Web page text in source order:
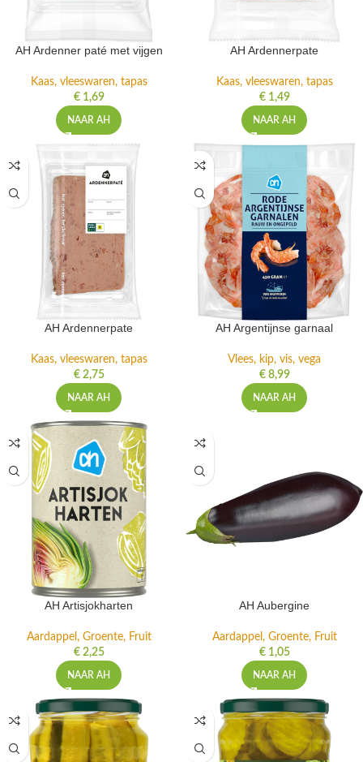
AH Ardenner paté met vijgen
Kaas, vleeswaren, tapas
€1,69
NAAR AH
AH Ardennerpate
Kaas, vleeswaren, tapas
€1,49
NAAR AH
AH Ardennerpate
Kaas, vleeswaren, tapas
€2,75
NAAR AH
AH Argentijnse garnaal
Vlees, kip, vis, vega
€8,99
NAAR AH
AH Artisjokharten
Aardappel, Groente, Fruit
€2,25
NAAR AH
AH Aubergine
Aardappel, Groente, Fruit
€1,05
NAAR AH